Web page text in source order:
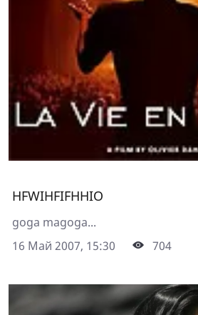
HFWIHFIFHHIO
goga magoga...
16 Май 2007, 15:30
704